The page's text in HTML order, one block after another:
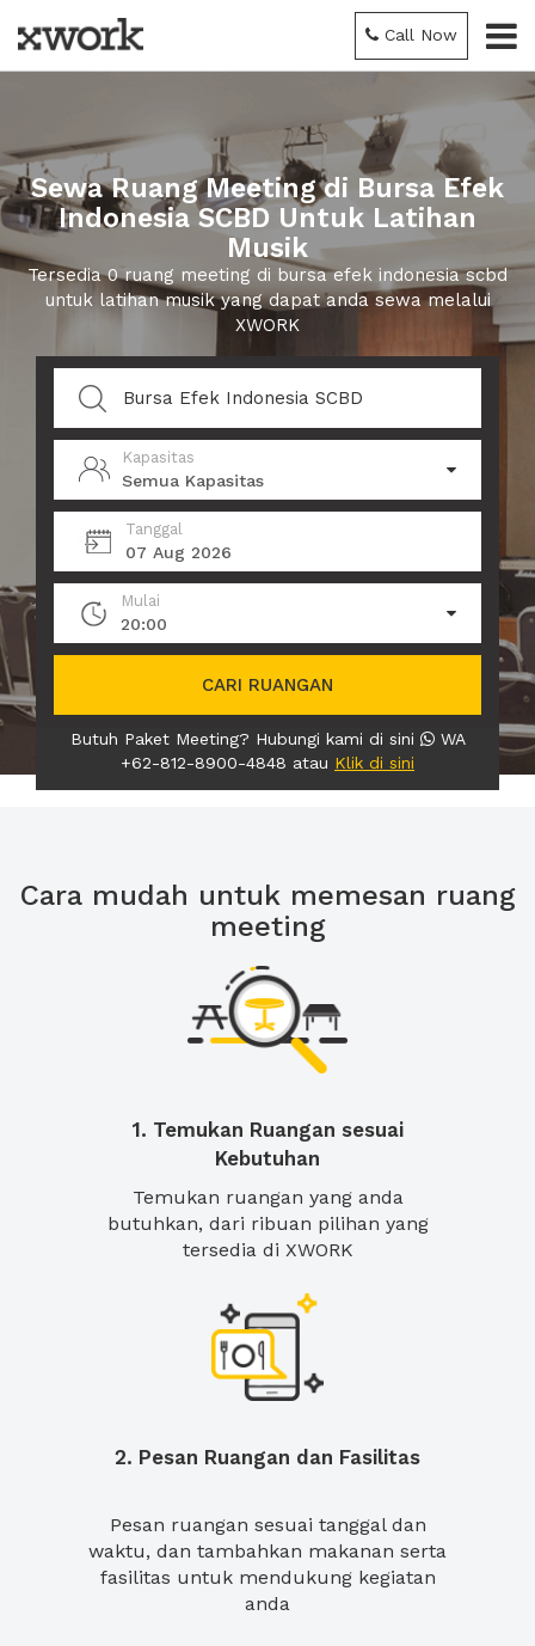
Call Now
Sewa Ruang Meeting di Bursa Efek
Indonesia SCBD Untuk Latihan
Musik
Tersedia 0 ruang meeting di bursa efek indonesia scbd
untuk latihan musik yang dapat anda sewa melalui
XWORK
Kapasitas
Semua Kapasitas
Tanggal
07 Aug 2026
Mulai
20:00
CARI RUANGAN
Butuh Paket Meeting? Hubungi kami di sini
WA
+62-812-8900-4848 atau Klik di sini
Cara mudah untuk memesan ruang
meeting
1. Temukan Ruangan sesuai
Kebutuhan
Temukan ruangan yang anda
butuhkan, dari ribuan pilihan yang
tersedia di XWORK
2. Pesan Ruangan dan Fasilitas
Pesan ruangan sesuai tanggal dan
waktu, dan tambahkan makanan serta
fasilitas untuk mendukung kegiatan
anda